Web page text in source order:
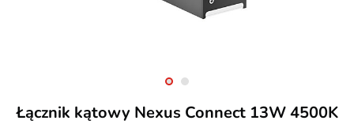
Łącznik kątowy Nexus Connect 13W 4500K